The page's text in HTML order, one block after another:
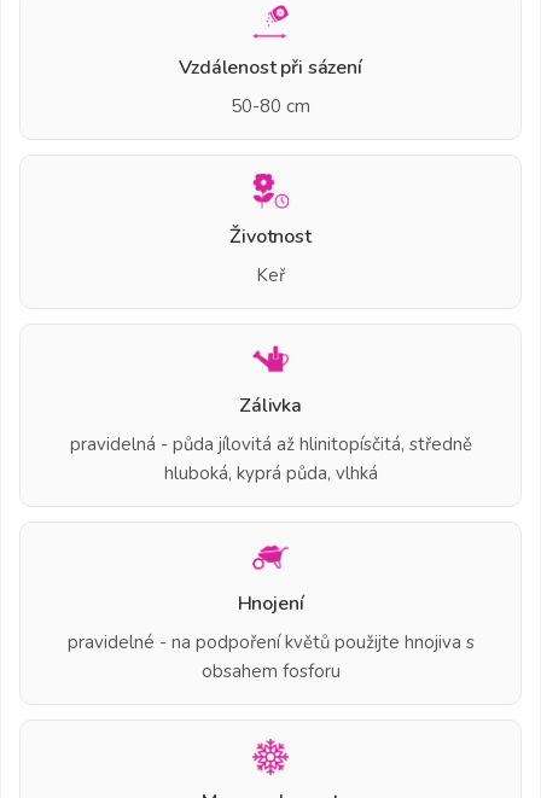
Vzdálenost při sázení
50-80 cm
Životnost
Keř
Zálivka
pravidelná - půda jílovitá až hlinitopísčitá, středně
hluboká, kyprá půda, vlhká
Hnojení
pravidelné - na podpoření květů použijte hnojiva s
obsahem fosforu